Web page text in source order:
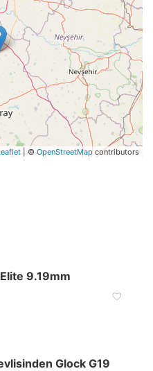
| © OpenStreetMap contributors
9.19mm
Glock G19